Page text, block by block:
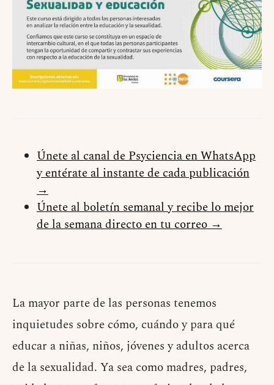
Únete al canal de Psyciencia en WhatsApp
y entérate al instante de cada publicación
→
Únete al boletín semanal y recibe lo mejor
de la semana directo en tu correo →
La mayor parte de las personas tenemos
inquietudes sobre cómo, cuándo y para qué
educar a niñas, niños, jóvenes y adultos acerca
de la sexualidad. Ya sea como madres, padres,